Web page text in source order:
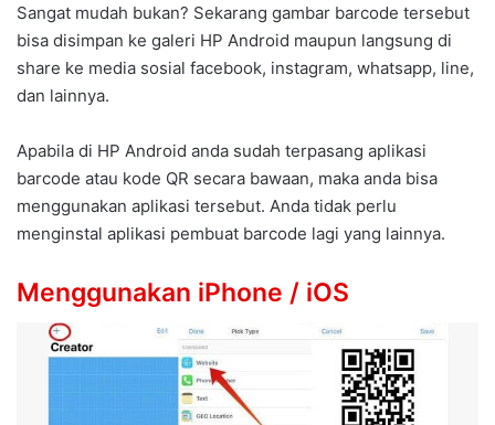
Sangat mudah bukan? Sekarang gambar barcode tersebut
bisa disimpan ke galeri HP Android maupun langsung di
share ke media sosial facebook, instagram, whatsapp, line,
dan lainnya.
Apabila di HP Android anda sudah terpasang aplikasi
barcode atau kode QR secara bawaan, maka anda bisa
menggunakan aplikasi tersebut. Anda tidak perlu
menginstal aplikasi pembuat barcode lagi yang lainnya.
Menggunakan iPhone / iOS